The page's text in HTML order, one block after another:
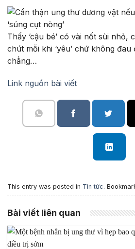
Thấy ‘cậu bé’ có vài nốt sùi nhỏ,
chút mỗi khi ‘yêu’ chứ không
chẳng…
Link nguồn bài viết
This entry was posted in Tin tức.
Bài viết liên quan